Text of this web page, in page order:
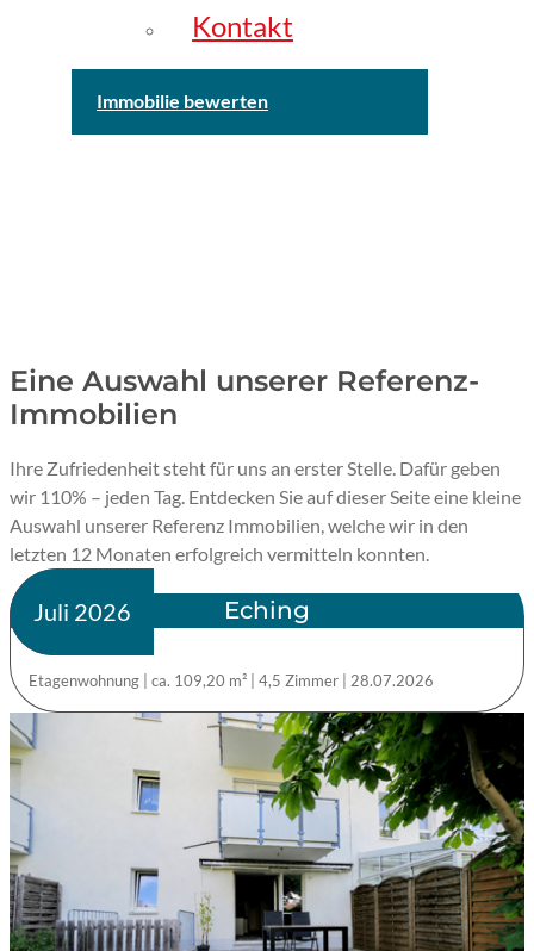
Kontakt
Immobilie bewerten
Eine Auswahl unserer Referenz-
Immobilien
Ihre Zufriedenheit steht für uns an erster Stelle. Dafür geben
wir 110% – jeden Tag. Entdecken Sie auf dieser Seite eine kleine
Auswahl unserer Referenz Immobilien, welche wir in den
letzten 12 Monaten erfolgreich vermitteln konnten.
81 Immobilien in der Liste
verkauft
Juli 2026 Eching
Etagenwohnung |ca. 109,20 m² |4,5 Zimmer |28.07.2026